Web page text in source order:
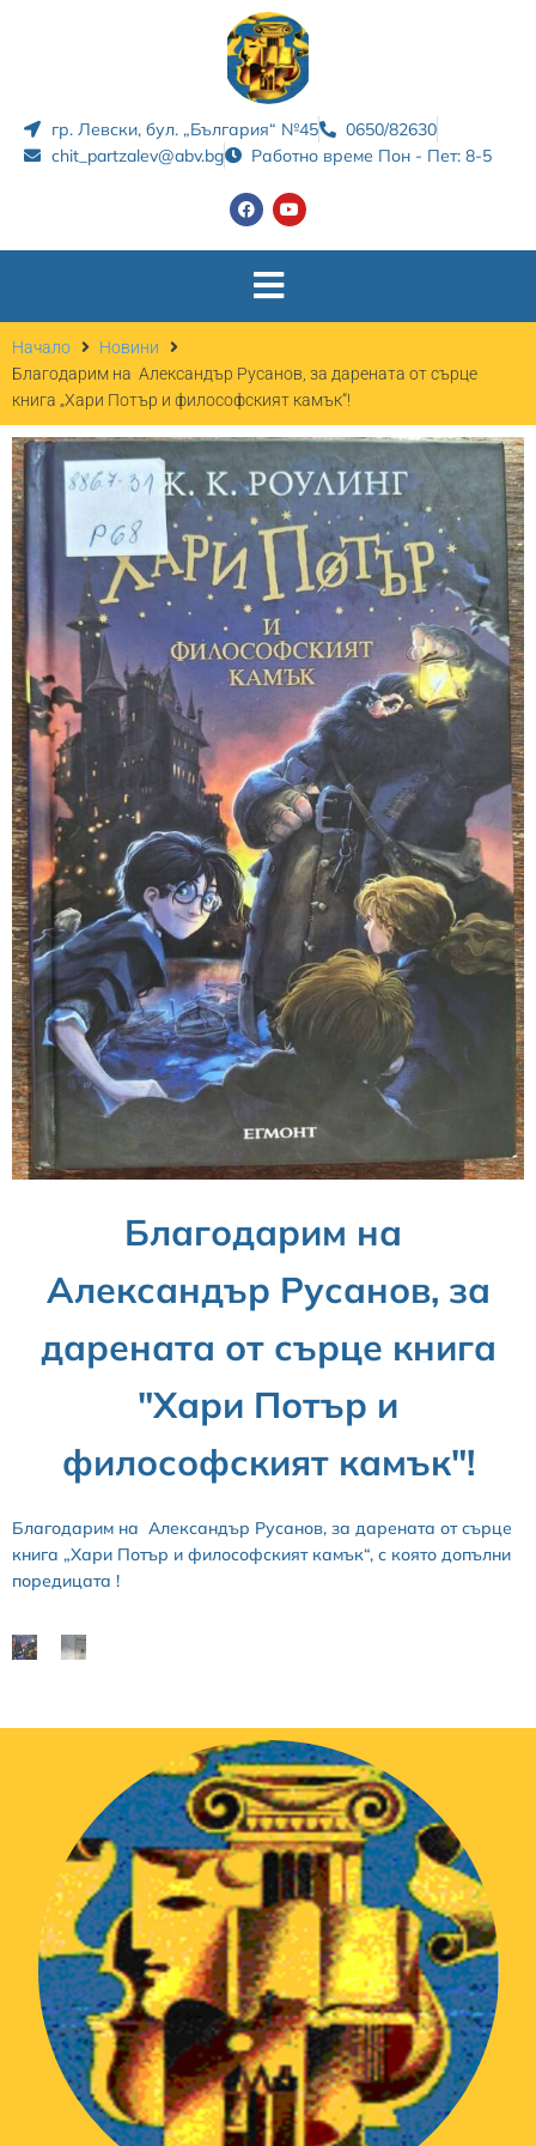
гр. Левски, бул. „България“ №45
0650/82630
chit_partzalev@abv.bg
Работно време Пон - Пет: 8-5
Начало
Новини
Благодарим на Александър Русанов, за дарената от сърце
книга „Хари Потър и философският камък“!
Благодарим на
Александър Русанов, за
дарената от сърце книга
"Хари Потър и
философският камък"!
Благодарим на Александър Русанов, за дарената от сърце
книга „Хари Потър и философският камък“, с която допълни
поредицата !